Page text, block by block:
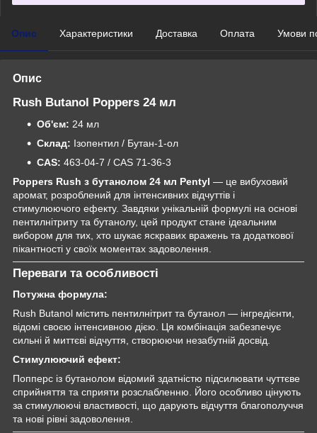
Опис Характеристики Доставка Оплата Умови
Опис
Rush Butanol Poppers 24 мл
Об'єм: 24 мл
Склад: Ізопентил / Бутан-1-ол
CAS: 463-04-7 / CAS 71-36-3
Poppers Rush з бутанолом 24 мл Pentyl — це вибуховий
аромат, розроблений для інтенсивних відчуттів і
стимулюючого ефекту. Завдяки унікальній формулі на основі
пентилнітриту та бутанолу, цей продукт стане ідеальним
вибором для тих, хто шукає яскравих вражень та додаткової
пікантності у своїх моментах задоволення.
Переваги та особливості
Потужна формула:
Rush Butanol містить пентилнітрит та бутанол — інгредієнти,
відомі своєю інтенсивною дією. Ця комбінація забезпечує
сильні й миттєві відчуття, створюючи незабутній досвід.
Стимулюючий ефект:
Попперс із бутанолом відомий здатністю підсилювати чуттєве
сприйняття та сприяти розслабленню. Його особливо цінують
за стимулюючі властивості, що дарують відчуття благополуччя
та нові рівні задоволення.